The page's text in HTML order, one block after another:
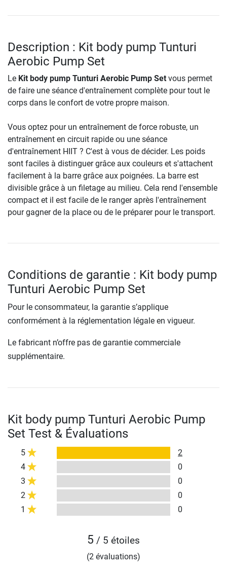
Description : Kit body pump Tunturi
Aerobic Pump Set
Le Kit body pump Tunturi Aerobic Pump Set vous permet
de faire une séance d'entraînement complète pour tout le
corps dans le confort de votre propre maison.
Vous optez pour un entraînement de force robuste, un
entraînement en circuit rapide ou une séance
d'entraînement HIIT ? C'est à vous de décider. Les poids
sont faciles à distinguer grâce aux couleurs et s'attachent
facilement à la barre grâce aux poignées. La barre est
divisible grâce à un filetage au milieu. Cela rend l'ensemble
compact et il est facile de le ranger après l'entraînement
pour gagner de la place ou de le préparer pour le transport.
Conditions de garantie : Kit body pump
Tunturi Aerobic Pump Set
Pour le consommateur, la garantie s’applique
conformément à la réglementation légale en vigueur.
Le fabricant n’offre pas de garantie commerciale
supplémentaire.
Kit body pump Tunturi Aerobic Pump
Set Test & Évaluations
5
2
4
0
3
0
2
0
1
0
5 / 5 étoiles
(2 évaluations)